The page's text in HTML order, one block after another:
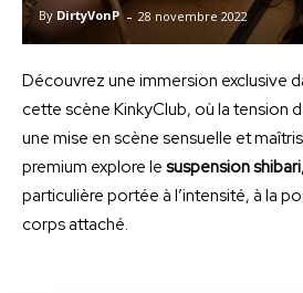
By DirtyVonP - 28 novembre 2022
Découvrez une immersion exclusive
cette scène KinkyClub, où la tension
une mise en scène sensuelle et
premium explore le suspension shibari
particulière portée à l’intensité, à la
corps attaché.